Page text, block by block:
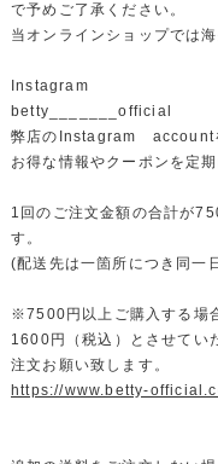
で予めご了承ください。
当オンラインショップでは
Instagram
betty_______official
弊店のInstagram account
お得な情報やクーポンを定
1回のご注文金額の合計が
す。
(配送先は一箇所につき同一
※7500円以上ご購入する場
1600円（税込）とさせてい
注文お願い致します。
https://www.betty-